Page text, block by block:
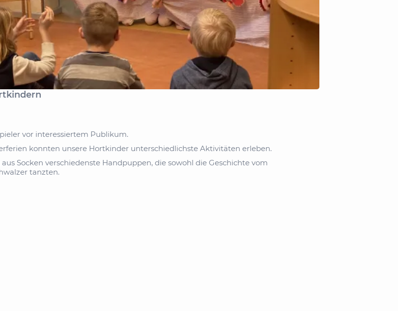
vor interessiertem Publikum.
konnten unsere Hortkinder unterschiedlichste Aktivitäten erleben.
Socken verschiedenste Handpuppen, die sowohl die Geschichte vom
tanzten.